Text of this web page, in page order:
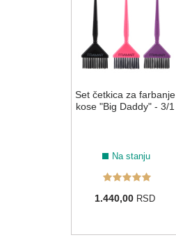
Set četkica za farbanje
kose "Big Daddy" - 3/1
Na stanju
1.440,00 RSD